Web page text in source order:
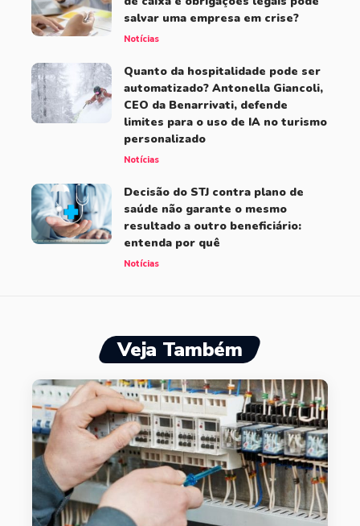
salvar uma empresa em crise?
Notícias
Quanto da hospitalidade pode ser
automatizado? Antonella Giancoli,
CEO da Benarrivati, defende
limites para o uso de IA no turismo
personalizado
Notícias
Decisão do STJ contra plano de
saúde não garante o mesmo
resultado a outro beneficiário:
entenda por quê
Notícias
Veja Também